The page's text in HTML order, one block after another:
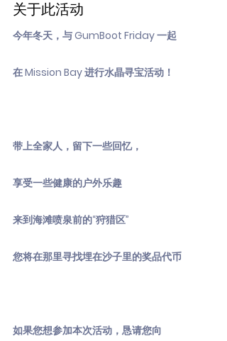
关于此活动
今年冬天，与 GumBoot Friday 一起
在 Mission Bay 进行水晶寻宝活动！
带上全家人，留下一些回忆，
享受一些健康的户外乐趣
来到海滩喷泉前的“狩猎区”
您将在那里寻找埋在沙子里的奖品代币
如果您想参加本次活动，恳请您向